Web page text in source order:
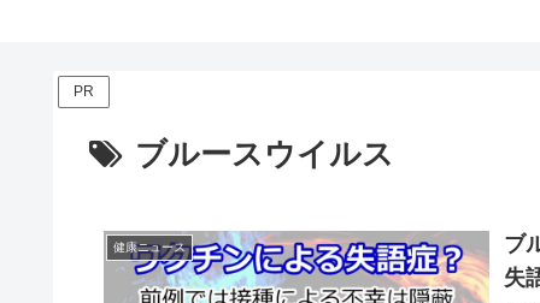
PR
ブルースウイルス
健康ニュース
ブ
失